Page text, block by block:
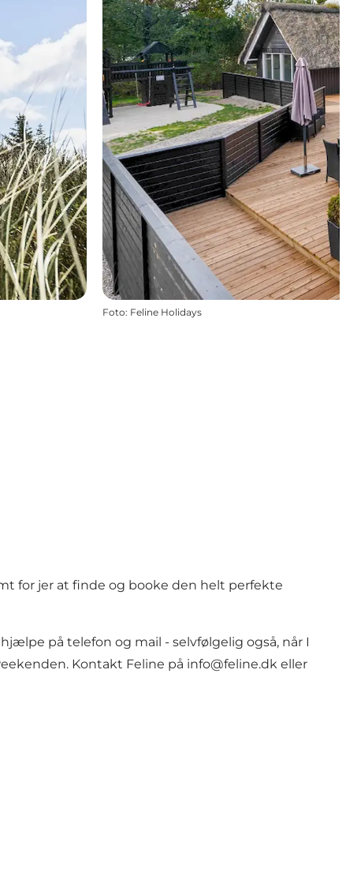
Foto: Feline Holidays
for jer at finde og booke den helt perfekte
på telefon og mail - selvfølgelig også, når I
Kontakt Feline på info@feline.dk eller